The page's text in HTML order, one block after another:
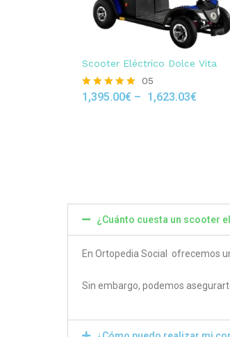
Scooter Eléctrico Dolce Vita
Rated
05
1,395.00€ – 1,623.03€
¿Cuánto cuesta un scooter
En Ortopedia Social ofrecemos
Sin embargo, podemos